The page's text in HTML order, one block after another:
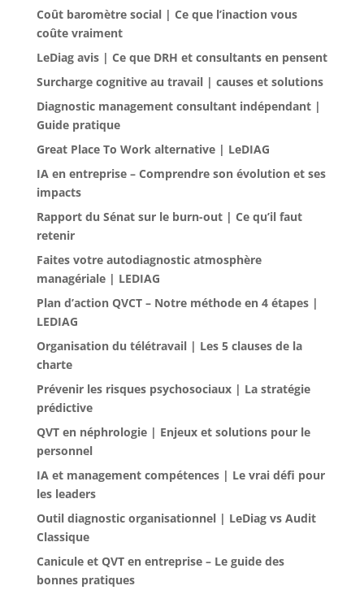
Coût baromètre social | Ce que l’inaction vous
coûte vraiment
LeDiag avis | Ce que DRH et consultants en pensent
Surcharge cognitive au travail | causes et solutions
Diagnostic management consultant indépendant |
Guide pratique
Great Place To Work alternative | LeDIAG
IA en entreprise – Comprendre son évolution et ses
impacts
Rapport du Sénat sur le burn-out | Ce qu’il faut
retenir
Faites votre autodiagnostic atmosphère
managériale | LEDIAG
Plan d’action QVCT – Notre méthode en 4 étapes |
LEDIAG
Organisation du télétravail | Les 5 clauses de la
charte
Prévenir les risques psychosociaux | La stratégie
prédictive
QVT en néphrologie | Enjeux et solutions pour le
personnel
IA et management compétences | Le vrai défi pour
les leaders
Outil diagnostic organisationnel | LeDiag vs Audit
Classique
Canicule et QVT en entreprise – Le guide des
bonnes pratiques